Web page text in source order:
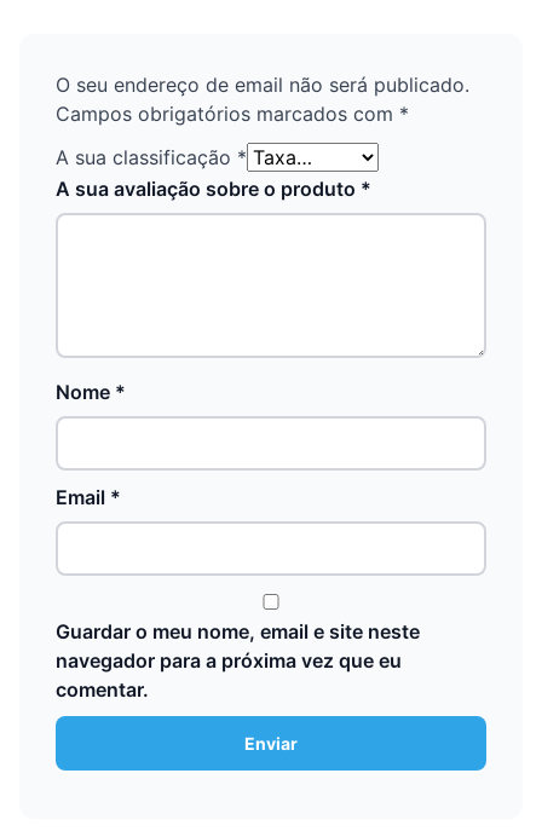
O seu endereço de email não será publicado.
Campos obrigatórios marcados com *
A sua classificação *
A sua avaliação sobre o produto *
Nome *
Email *
Guardar o meu nome, email e site neste
navegador para a próxima vez que eu
comentar.